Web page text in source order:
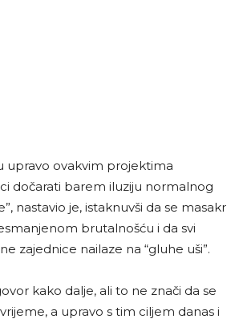
upravo ovakvim projektima
dočarati barem iluziju normalnog
nastavio je, istaknuvši da se masakr
brutalnošću i da svi
zajednice nailaze na “gluhe uši”.
kako dalje, ali to ne znači da se
a upravo s tim ciljem danas i